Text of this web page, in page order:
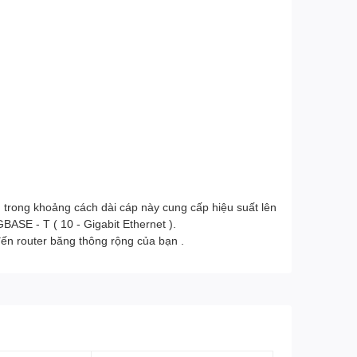
khoảng cách dài cáp này cung cấp hiệu suất lên
- T ( 10 - Gigabit Ethernet ).
router băng thông rộng của bạn .